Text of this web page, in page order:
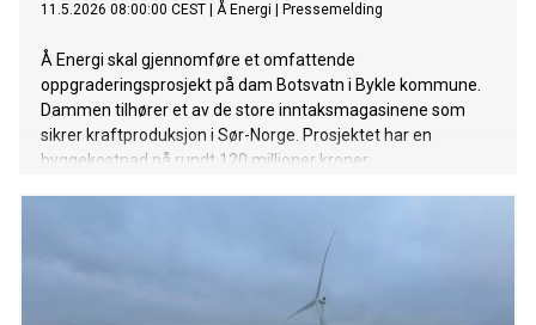
11.5.2026 08:00:00 CEST Å Energi Pressemelding
Å Energi skal gjennomføre et omfattende
oppgraderingsprosjekt på dam Botsvatn i Bykle kommune.
Dammen tilhører et av de store inntaksmagasinene som
sikrer kraftproduksjon i Sør-Norge. Prosjektet har en
byggekostnad på rundt 120 millioner kroner.